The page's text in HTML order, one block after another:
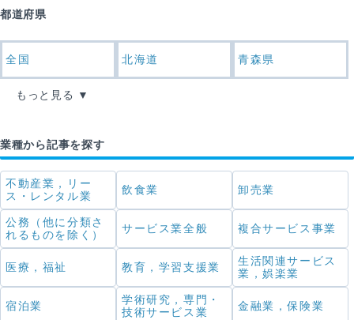
都道府県
全国 北海道 青森県
もっと見る
業種から記事を探す
不動産業，リー
ス・レンタル業
飲食業 卸売業
公務（他に分類さ
れるものを除く）
サービス業全般 複合サービス事業
医療，福祉 教育，学習支援業
生活関連サービス
業，娯楽業
宿泊業
学術研究，専門・
技術サービス業
金融業，保険業